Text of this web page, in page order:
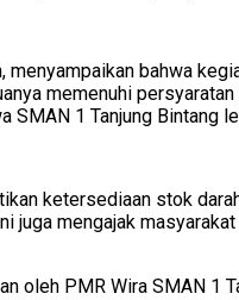
menyampaikan bahwa
memenuhi
SMAN 1 Tanjung
ketersediaan stok
juga mengajak
oleh PMR Wira SMAN